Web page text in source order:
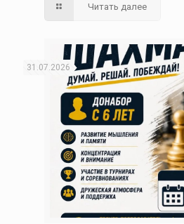
Читать далее
31.07.2026